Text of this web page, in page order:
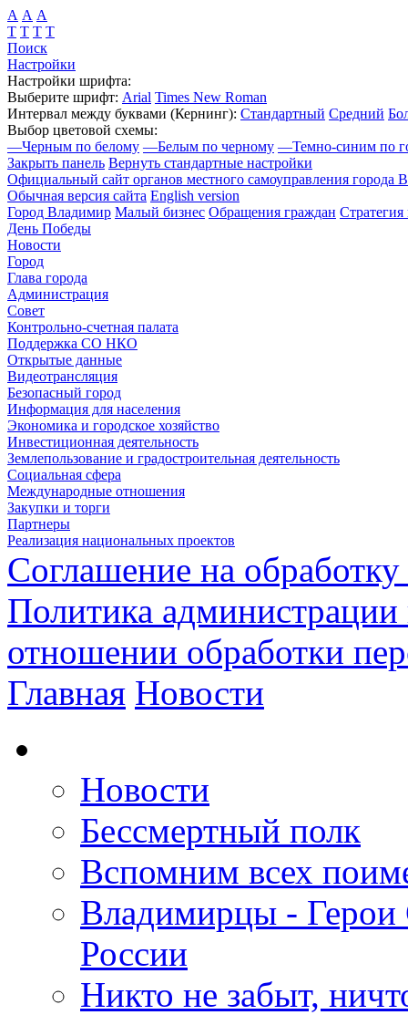
А А А
Т Т Т Т
Поиск
Настройки
Настройки шрифта:
Выберите шрифт: Arial Times New Roman
Интервал между буквами (Кернинг): Стандартный Средний
Выбор цветовой схемы:
—Черным по белому —Белым по черному —Темно-синим по
Закрыть панель Вернуть стандартные настройки
Официальный сайт органов местного самоуправления города
Обычная версия сайта English version
Город Владимир Малый бизнес Обращения граждан Стратегия
День Победы
Новости
Город
Глава города
Администрация
Совет
Контрольно-счетная палата
Поддержка СО НКО
Открытые данные
Видеотрансляция
Безопасный город
Информация для населения
Экономика и городское хозяйство
Инвестиционная деятельность
Землепользование и градостроительная деятельность
Социальная сфера
Международные отношения
Закупки и торги
Партнеры
Реализация национальных проектов
Соглашение на
Политика
отношении обработки
Главная Новости
Новости
Бессмертный полк
Вспомним всех
Владимирцы - Герои
России
Никто не забыт,